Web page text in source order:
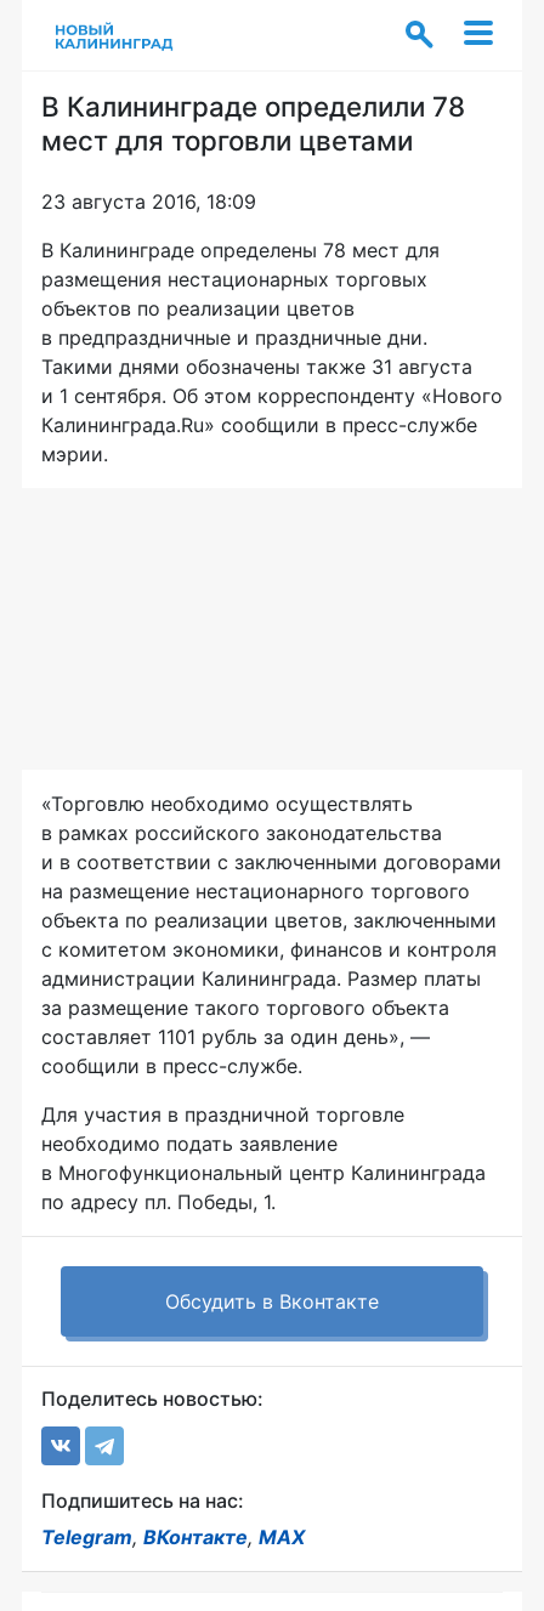
В Калининграде определили 78
мест для торговли цветами
23 августа 2016, 18:09
В Калининграде определены 78 мест для
размещения нестационарных торговых
объектов по реализации цветов
в предпраздничные и праздничные дни.
Такими днями обозначены также 31 августа
и 1 сентября. Об этом корреспонденту «Нового
Калининграда.Ru» сообщили в пресс-службе
мэрии.
«Торговлю необходимо осуществлять
в рамках российского законодательства
и в соответствии с заключенными договорами
на размещение нестационарного торгового
объекта по реализации цветов, заключенными
с комитетом экономики, финансов и контроля
администрации Калининграда. Размер платы
за размещение такого торгового объекта
составляет 1101 рубль за один день», —
сообщили в пресс-службе.
Для участия в праздничной торговле
необходимо подать заявление
в Многофункциональный центр Калининграда
по адресу пл. Победы, 1.
Обсудить в Вконтакте
Поделитесь новостью:
Подпишитесь на нас:
Telegram, ВКонтакте, MAX